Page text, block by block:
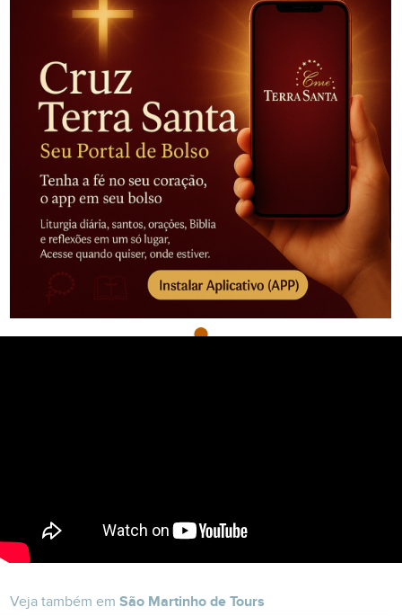
Veja também emSão Martinho de Tours